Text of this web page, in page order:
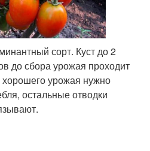
сорт. Куст до 2
до сбора урожая проходит
урожая нужно
остальные отводки